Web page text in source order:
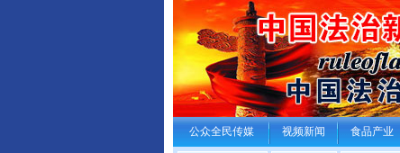
公众全民传媒 视频新闻 食品产业